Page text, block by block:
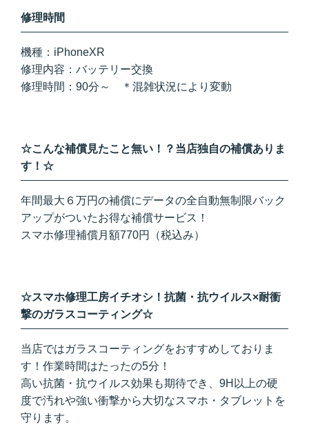
修理時間
機種：iPhoneXR
修理内容：バッテリー交換
修理時間：90分～ ＊混雑状況により変動
☆こんな補償見たこと無い！？当店独自の補償ありま
す！☆
年間最大６万円の補償にデータの全自動無制限バック
アップがついたお得な補償サービス！
スマホ修理補償月額770円（税込み）
☆スマホ修理工房イチオシ！抗菌・抗ウイルス×耐衝
撃のガラスコーティング☆
当店ではガラスコーティングをおすすめしておりま
す！作業時間はたったの5分！
高い抗菌・抗ウイルス効果も期待でき、9H以上の硬
度で汚れや強い衝撃から大切なスマホ・タブレットを
守ります。